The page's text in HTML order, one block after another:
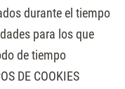
durante el tiempo
para los que
de tiempo
DE COOKIES